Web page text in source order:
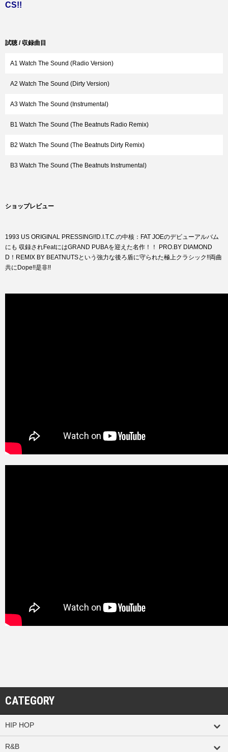
CS!!
試聴 / 収録曲目
A1 Watch The Sound (Radio Version)
A2 Watch The Sound (Dirty Version)
A3 Watch The Sound (Instrumental)
B1 Watch The Sound (The Beatnuts Radio Remix)
B2 Watch The Sound (The Beatnuts Dirty Remix)
B3 Watch The Sound (The Beatnuts Instrumental)
ショップレビュー
1993 US ORIGINAL PRESSING!!D.I.T.C.の中核：FAT JOEのデビューアルバム
にも 収録されFeatにはGRAND PUBAを迎えた名作！！ PRO.BY DIAMOND
D！REMIX BY BEATNUTSという強力な後ろ盾に守られた極上クラシック!!両曲
共にDope!!是非!!
CATEGORY
HIP HOP
R&B